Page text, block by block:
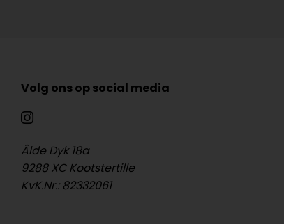
Volg ons op social media
Âlde Dyk 18a
9288 XC Kootstertille
KvK.Nr.: 82332061